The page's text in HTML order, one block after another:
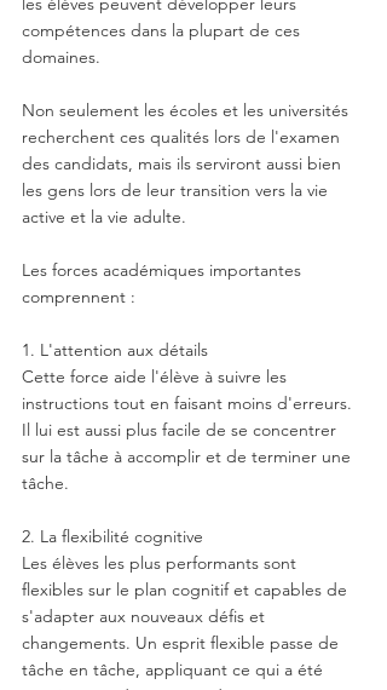
compétences dans la plupart de ces
domaines.
Non seulement les écoles et les universités
recherchent ces qualités lors de l'examen
des candidats, mais ils serviront aussi bien
les gens lors de leur transition vers la vie
active et la vie adulte.
Les forces académiques importantes
comprennent :
1. L'attention aux détails
Cette force aide l'élève à suivre les
instructions tout en faisant moins d'erreurs.
Il lui est aussi plus facile de se concentrer
sur la tâche à accomplir et de terminer une
tâche.
2. La flexibilité cognitive
Les élèves les plus performants sont
flexibles sur le plan cognitif et capables de
s'adapter aux nouveaux défis et
changements. Un esprit flexible passe de
tâche en tâche, appliquant ce qui a été